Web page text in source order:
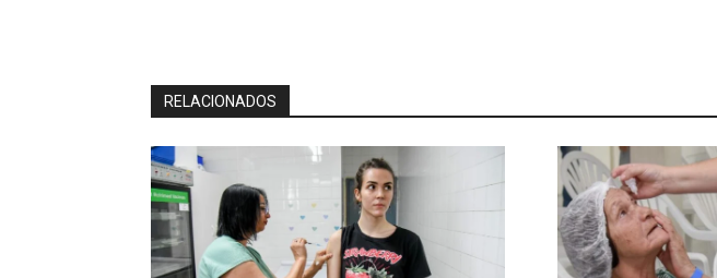
RELACIONADOS